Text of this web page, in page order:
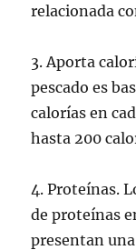
relacionada
3. Aporta
pescado es
calorías en
hasta 200
4. Proteínas.
de proteínas
presentan